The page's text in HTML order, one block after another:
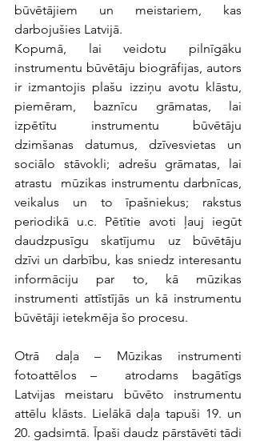
būvētājiem un meistariem, kas
darbojušies Latvijā.
Kopumā, lai veidotu pilnīgāku
instrumentu būvētāju biogrāfijas, autors
ir izmantojis plašu izziņu avotu klāstu,
piemēram, baznīcu grāmatas, lai
izpētītu instrumentu būvētāju
dzimšanas datumus, dzīvesvietas un
sociālo stāvokli; adrešu grāmatas, lai
atrastu  mūzikas instrumentu darbnīcas,
veikalus un to īpašniekus; rakstus
periodikā u.c. Pētītie avoti ļauj iegūt
daudzpusīgu skatījumu uz būvētāju
dzīvi un darbību, kas sniedz interesantu
informāciju par to, kā mūzikas
instrumenti attīstījās un kā instrumentu
būvētāji ietekmēja šo procesu.
Otrā daļa – Mūzikas instrumenti
fotoattēlos –  atrodams bagātīgs
Latvijas meistaru būvēto instrumentu
attēlu klāsts. Lielākā daļa tapuši 19. un
20. gadsimtā. Īpaši daudz pārstāvēti tādi